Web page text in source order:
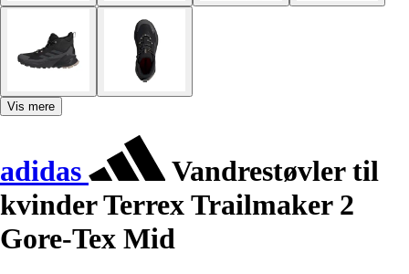
Vis mere
adidas
Vandrestøvler til
kvinder Terrex Trailmaker 2
Gore-Tex Mid